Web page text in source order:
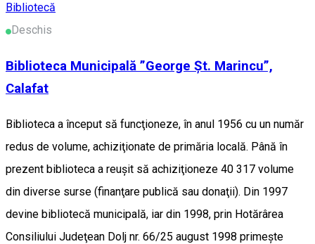
Bibliotecă
Deschis
Biblioteca Municipală ”George Şt. Marincu”,
Calafat
Biblioteca a început să funcţioneze, în anul 1956 cu un număr
redus de volume, achiziţionate de primăria locală. Până în
prezent biblioteca a reuşit să achiziţioneze 40 317 volume
din diverse surse (finanţare publică sau donaţii). Din 1997
devine bibliotecă municipală, iar din 1998, prin Hotărârea
Consiliului Judeţean Dolj nr. 66/25 august 1998 primeşte